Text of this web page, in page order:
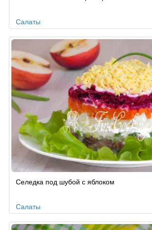
Салаты
Селедка под шубой с яблоком
Салаты